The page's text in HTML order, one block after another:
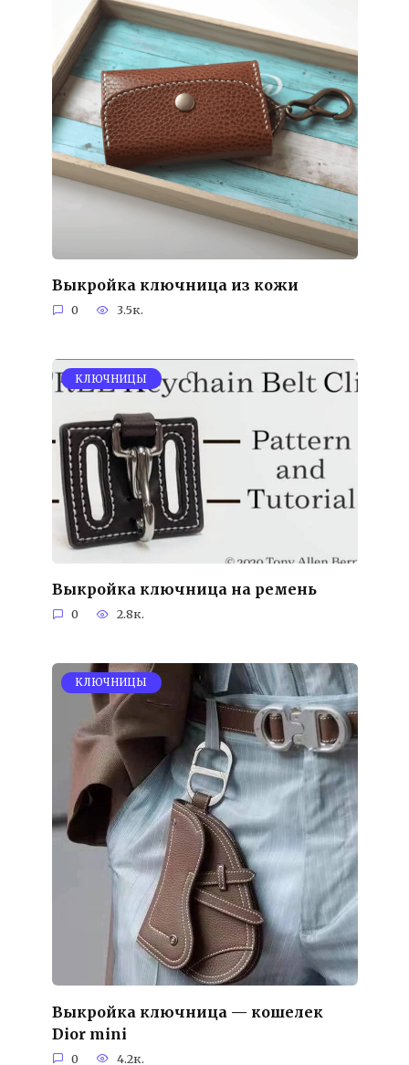
Выкройка ключница из кожи
0 3.5к.
KЛЮЧНИЦЫ
Выкройка ключница на ремень
0 2.8к.
KЛЮЧНИЦЫ
Выкройка ключница — кошелек
Dior mini
0 4.2к.